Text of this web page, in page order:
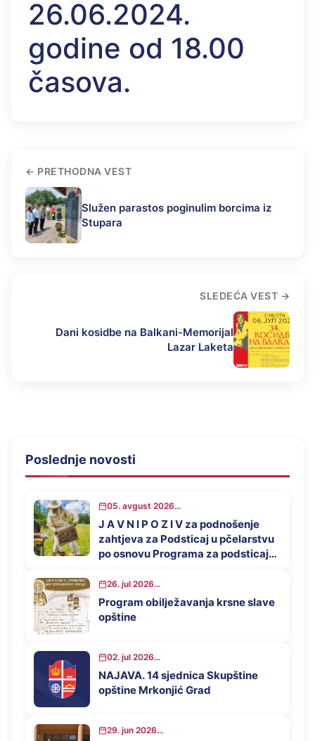
26.06.2024.
godine od 18.00
časova.
PRETHODNA VEST
Služen parastos poginulim borcima iz
Stupara
SLEDEĆA VEST
Dani kosidbe na Balkani-Memorijal
Lazar Laketa
Poslednje novosti
05. avgust 2026...
J A V N I P O Z I V za podnošenje
zahtjeva za Podsticaj u pčelarstvu
po osnovu Programa za podsticaj
Mrkonjić Grad u 2026. godini
26. jul 2026...
Program obilježavanja krsne slave
opštine
02. jul 2026...
NAJAVA. 14 sjednica Skupštine
opštine Mrkonjić Grad
29. jun 2026...